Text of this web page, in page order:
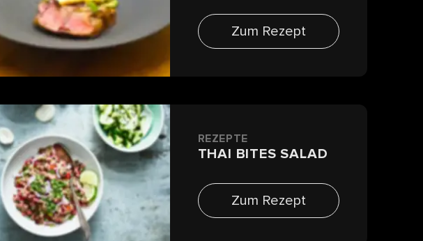
BABYSALAT UND
BEURRE-ROUGE
Zum Rezept
REZEPTE
THAI BITES SALAD
Zum Rezept